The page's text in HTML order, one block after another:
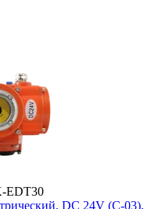
EDT30
DC 24V (C-